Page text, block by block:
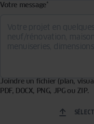
Votre message*
Joindre un fichier (plan,
PDF, DOCX, PNG, JPG ou ZIP.